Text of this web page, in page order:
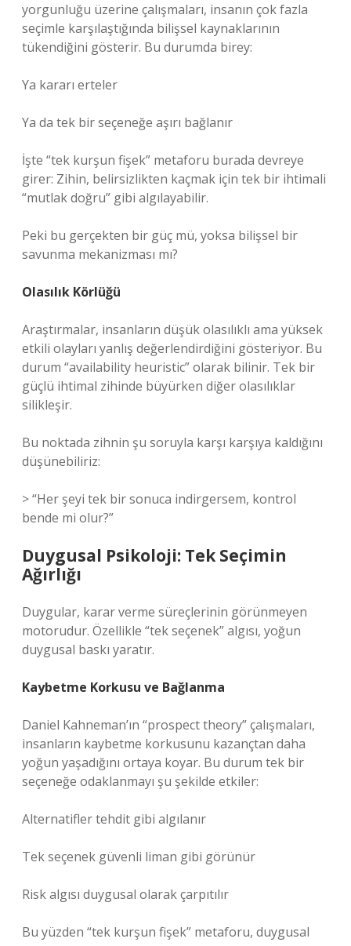
yorgunluğu üzerine çalışmaları, insanın çok fazla
seçimle karşılaştığında bilişsel kaynaklarının
tükendiğini gösterir. Bu durumda birey:
Ya kararı erteler
Ya da tek bir seçeneğe aşırı bağlanır
İşte “tek kurşun fişek” metaforu burada devreye
girer: Zihin, belirsizlikten kaçmak için tek bir ihtimali
“mutlak doğru” gibi algılayabilir.
Peki bu gerçekten bir güç mü, yoksa bilişsel bir
savunma mekanizması mı?
Olasılık Körlüğü
Araştırmalar, insanların düşük olasılıklı ama yüksek
etkili olayları yanlış değerlendirdiğini gösteriyor. Bu
durum “availability heuristic” olarak bilinir. Tek bir
güçlü ihtimal zihinde büyürken diğer olasılıklar
silikleşir.
Bu noktada zihnin şu soruyla karşı karşıya kaldığını
düşünebiliriz:
> “Her şeyi tek bir sonuca indirgersem, kontrol
bende mi olur?”
Duygusal Psikoloji: Tek Seçimin
Ağırlığı
Duygular, karar verme süreçlerinin görünmeyen
motorudur. Özellikle “tek seçenek” algısı, yoğun
duygusal baskı yaratır.
Kaybetme Korkusu ve Bağlanma
Daniel Kahneman’ın “prospect theory” çalışmaları,
insanların kaybetme korkusunu kazançtan daha
yoğun yaşadığını ortaya koyar. Bu durum tek bir
seçeneğe odaklanmayı şu şekilde etkiler:
Alternatifler tehdit gibi algılanır
Tek seçenek güvenli liman gibi görünür
Risk algısı duygusal olarak çarpıtılır
Bu yüzden “tek kurşun fişek” metaforu, duygusal